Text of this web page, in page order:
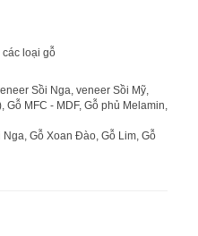
loại gỗ
Sồi Nga, veneer Sồi Mỹ,
MFC - MDF, Gỗ phủ Melamin,
Nga, Gỗ Xoan Đào, Gỗ Lim, Gỗ